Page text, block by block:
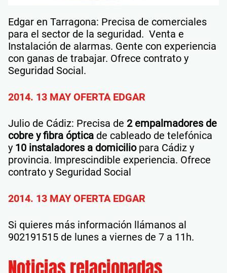
Edgar en Tarragona: Precisa de comerciales
para el sector de la seguridad. Venta e
Instalación de alarmas. Gente con experiencia
con ganas de trabajar. Ofrece contrato y
Seguridad Social.
2014. 13 MAY OFERTA EDGAR
Julio de Cádiz: Precisa de 2 empalmadores de
cobre y fibra óptica de cableado de telefónica
y 10 instaladores a domiciliopara Cádiz y
provincia. Imprescindible experiencia. Ofrece
contrato y Seguridad Social
2014. 13 MAY OFERTA EDGAR
Si quieres más información llámanos al
902191515 de lunes a viernes de 7 a 11h.